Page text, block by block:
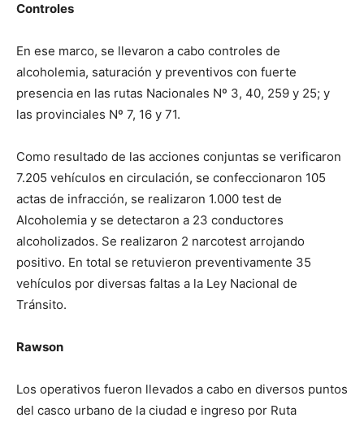
Controles
En ese marco, se llevaron a cabo controles de
alcoholemia, saturación y preventivos con fuerte
presencia en las rutas Nacionales Nº 3, 40, 259 y 25; y
las provinciales Nº 7, 16 y 71.
Como resultado de las acciones conjuntas se verificaron
7.205 vehículos en circulación, se confeccionaron 105
actas de infracción, se realizaron 1.000 test de
Alcoholemia y se detectaron a 23 conductores
alcoholizados. Se realizaron 2 narcotest arrojando
positivo. En total se retuvieron preventivamente 35
vehículos por diversas faltas a la Ley Nacional de
Tránsito.
Rawson
Los operativos fueron llevados a cabo en diversos puntos
del casco urbano de la ciudad e ingreso por Ruta